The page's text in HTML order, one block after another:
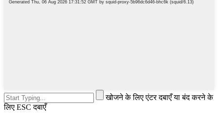
खोजने के लिए एंटर दबाएँ या बंद करने के
लिए ESC दबाएँ